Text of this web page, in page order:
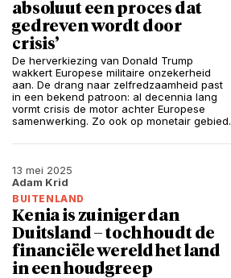
absoluut een proces dat
gedreven wordt door
crisis’
De herverkiezing van Donald Trump
wakkert Europese militaire onzekerheid
aan. De drang naar zelfredzaamheid past
in een bekend patroon: al decennia lang
vormt crisis de motor achter Europese
samenwerking. Zo ook op monetair gebied.
13 mei 2025
Adam Krid
BUITENLAND
Kenia is zuiniger dan
Duitsland – toch houdt de
financiële wereld het land
in een houdgreep